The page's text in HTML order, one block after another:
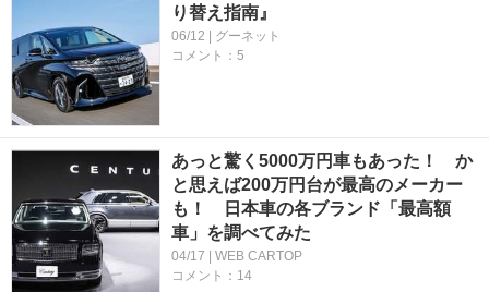
り替え指南』
06/12 | グーネット
コメント：5
あっと驚く5000万円車もあった！ か
と思えば200万円台が最高のメーカー
も！ 日本車の各ブランド「最高額
車」を調べてみた
04/17 | WEB CARTOP
コメント：14